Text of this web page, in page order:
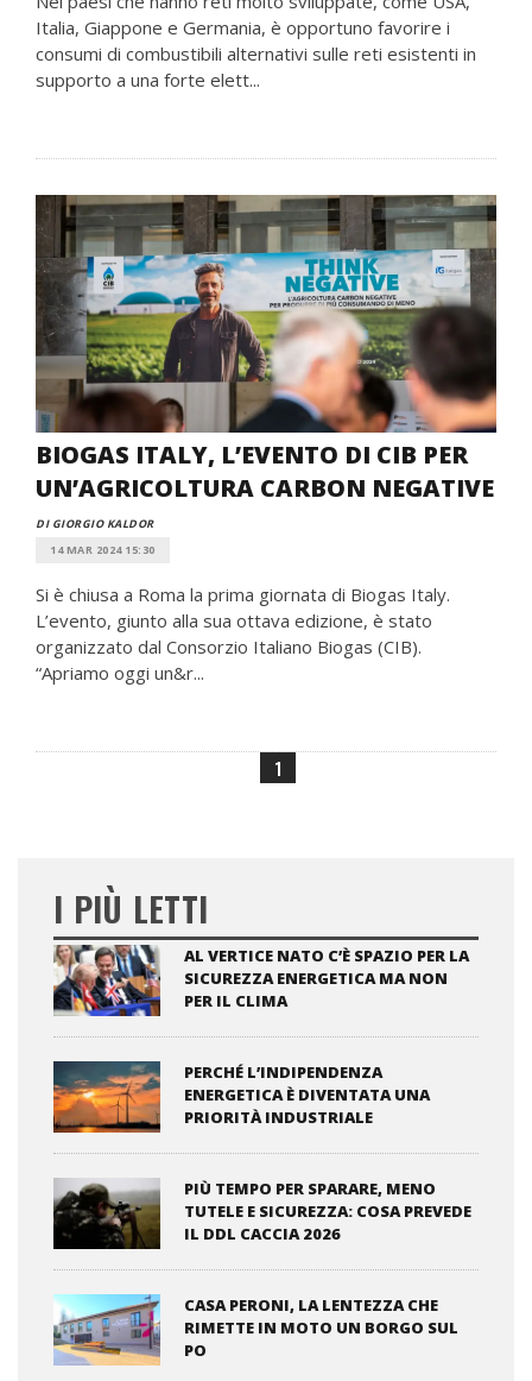
Italia, Giappone e Germania, è opportuno favorire i
consumi di combustibili alternativi sulle reti esistenti in
supporto a una forte elett...
BIOGAS ITALY, L’EVENTO DI CIB PER
UN’AGRICOLTURA CARBON NEGATIVE
DI GIORGIO KALDOR
14 MAR 2024 15:30
Si è chiusa a Roma la prima giornata di Biogas Italy.
L’evento, giunto alla sua ottava edizione, è stato
organizzato dal Consorzio Italiano Biogas (CIB).
“Apriamo oggi un&r...
1
I PIÙ LETTI
AL VERTICE NATO C’È SPAZIO PER LA
SICUREZZA ENERGETICA MA NON
PER IL CLIMA
PERCHÉ L’INDIPENDENZA
ENERGETICA È DIVENTATA UNA
PRIORITÀ INDUSTRIALE
PIÙ TEMPO PER SPARARE, MENO
TUTELE E SICUREZZA: COSA PREVEDE
IL DDL CACCIA 2026
CASA PERONI, LA LENTEZZA CHE
RIMETTE IN MOTO UN BORGO SUL
PO